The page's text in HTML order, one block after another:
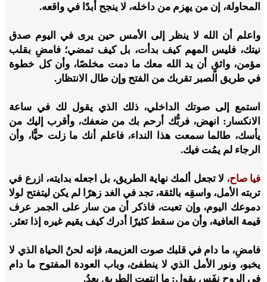
المحاولة، إن من يهزم من داخله، لا ينجح أبدًا في واقعه.
واعلم أن الله لا ينظر إلى الأمس حين يرى في اليوم صدق
نيتك، فليس المهم كيف بدأت، بل كيف تمضي؛ فامضِ بقلب
مؤمن، واثقٍ أن يد الله معك ما دمت مخلصًا، وأن كل خطوة
في طريق الصبر تقربك من الفتح وإن طال الانتظار.
استمع إلى صوتك الداخلي، ذلك الذي يقول لك في ساعة
الانكسار: انهض، فربُّك أرحم بك من ضعفك، وأقرب إليك من
يأسك، طالما سمعت هذا النداء، فاعلم أنك ما زلت حيًّا، وأن
الرجاء لم يمُت فيك.
فيا صاح، لا تجعل ألمك نهاية الطريق، بل اجعله بدايته، ازرع في
تربته الأمل، واسقِه بالثقة، تجد في الغد زهرًا لم يكن ليتفتح لولا
دموعك اليوم، وإن تعبت، فاذكر أن من سار على الجمر عرف
قيمة العافية، وأن من سقط كثيرًا أدرك كيف يقيم غيره إذا تعثر.
فامضِ، ما دام في قلبك صوت العزيمة، فإنه لحنُ الحياة الذي لا
يخبو، ونور الأمل الذي لا ينطفئ، وباب العودة المفتوح ما دام
في الروح نفَس يقول: ما انتهت الطريق بعدُ.